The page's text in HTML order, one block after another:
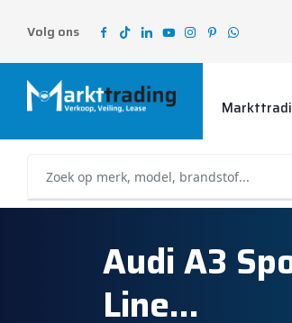
Volg ons
Audi A3
Line…